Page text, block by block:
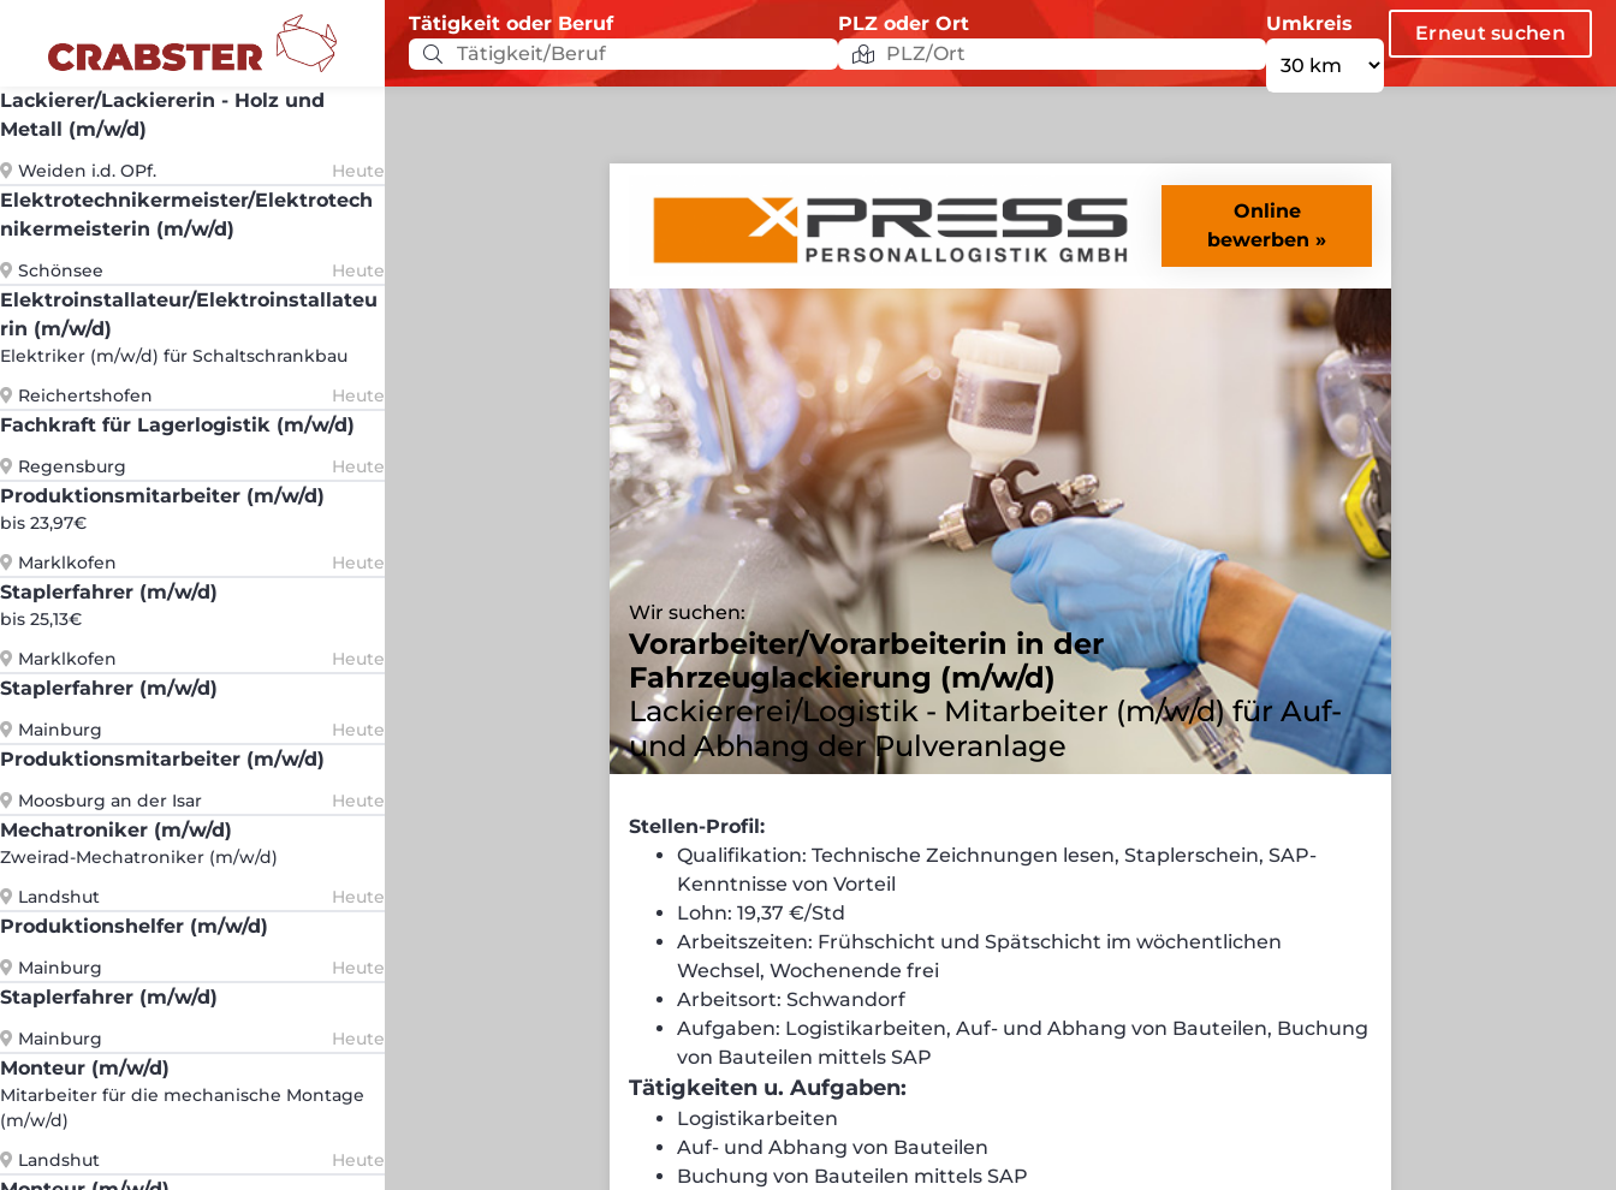
Tätigkeit oder Beruf PLZ oder Ort Umkreis Erneut suchen
Lackierer/Lackiererin - Holz und
Metall (m/w/d)
Weiden i.d. OPf. Heute
Elektrotechnikermeister/Elektrotech
nikermeisterin (m/w/d)
Schönsee Heute
Elektroinstallateur/Elektroinstallateu
rin (m/w/d)
Elektriker (m/w/d) für Schaltschrankbau
Reichertshofen
Heute
Fachkraft für Lagerlogistik (m/w/d)
Regensburg Heute
Produktionsmitarbeiter (m/w/d)
bis 23,97€
Marklkofen
Heute
Staplerfahrer (m/w/d)
bis 25,13€
Marklkofen
Heute
Staplerfahrer (m/w/d)
Mainburg Heute
Produktionsmitarbeiter (m/w/d)
Moosburg an der Isar Heute
Mechatroniker (m/w/d)
Zweirad-Mechatroniker (m/w/d)
Landshut
Heute
Produktionshelfer (m/w/d)
Mainburg Heute
Staplerfahrer (m/w/d)
Mainburg Heute
Monteur (m/w/d)
Mitarbeiter für die mechanische Montage
(m/w/d)
Landshut
Heute
Online
bewerben
Wir suchen:
Vorarbeiter/Vorarbeiterin in der
Fahrzeuglackierung (m/w/d)
Lackiererei/Logistik - Mitarbeiter (m/w/d) für Auf-
und Abhang der Pulveranlage
Stellen-Profil:
Qualifikation: Technische Zeichnungen lesen, Staplerschein, SAP-
Kenntnisse von Vorteil
Lohn: 19,37 €/Std
Arbeitszeiten: Frühschicht und Spätschicht im wöchentlichen
Wechsel, Wochenende frei
Arbeitsort: Schwandorf
Aufgaben: Logistikarbeiten, Auf- und Abhang von Bauteilen, Buchung
von Bauteilen mittels SAP
Tätigkeiten u. Aufgaben:
Logistikarbeiten
Auf- und Abhang von Bauteilen
Buchung von Bauteilen mittels SAP